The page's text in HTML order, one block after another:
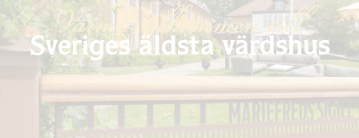
Varmt välkommen till
Sveriges äldsta värdshus